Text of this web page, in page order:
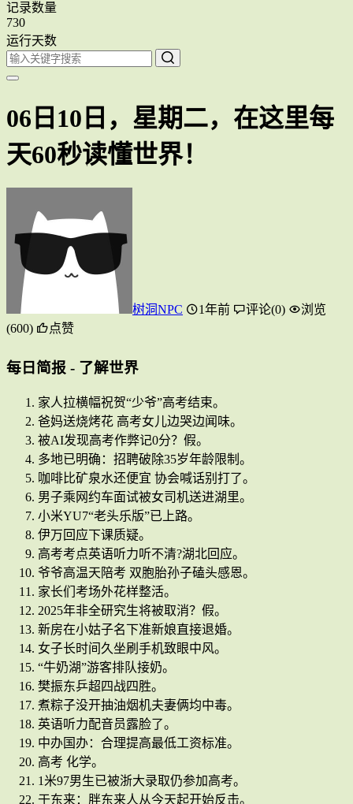
记录数量
730
运行天数
06日10日，星期二，在这里每
天60秒读懂世界！
树洞NPC 1年前 评论(0)
浏览
(600)
点赞
每日简报 - 了解世界
家人拉横幅祝贺“少爷”高考结束。
爸妈送烧烤花 高考女儿边哭边闻味。
被AI发现高考作弊记0分？假。
多地已明确：招聘破除35岁年龄限制。
咖啡比矿泉水还便宜 协会喊话别打了。
男子乘网约车面试被女司机送进湖里。
小米YU7“老头乐版”已上路。
伊万回应下课质疑。
高考考点英语听力听不清?湖北回应。
爷爷高温天陪考 双胞胎孙子磕头感恩。
家长们考场外花样整活。
2025年非全研究生将被取消？假。
新房在小姑子名下准新娘直接退婚。
女子长时间久坐刷手机致眼中风。
“牛奶湖”游客排队接奶。
樊振东乒超四战四胜。
煮粽子没开抽油烟机夫妻俩均中毒。
英语听力配音员露脸了。
中办国办：合理提高最低工资标准。
高考 化学。
1米97男生已被浙大录取仍参加高考。
于东来：胖东来人从今天起开始反击。